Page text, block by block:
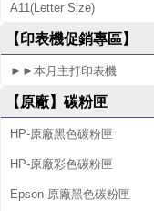
0
V
P
A11(Letter Size)
【印表機促銷專區】
►►本月主打印表機
【原廠】碳粉匣
HP-原廠黑色碳粉匣
HP-原廠彩色碳粉匣
Epson-原廠黑色碳粉匣